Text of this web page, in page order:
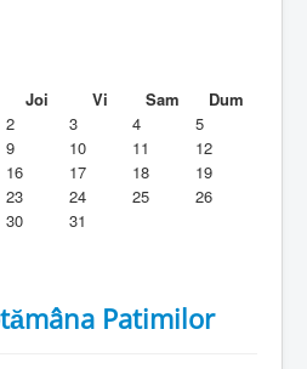
Joi Vi Sam
Dum
2 3 4
5
9 10 11
12
16 17 18
19
23 24 25
26
30 31
Patimilor